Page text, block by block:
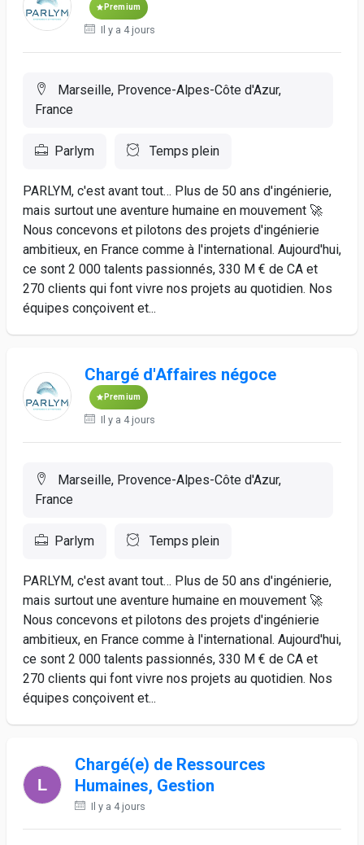
Premium
Il y a 4 jours
Marseille, Provence-Alpes-Côte d'Azur,
France
Parlym Temps plein
PARLYM, c'est avant tout… Plus de 50 ans d'ingénierie,
mais surtout une aventure humaine en mouvement 🚀
Nous concevons et pilotons des projets d'ingénierie
ambitieux, en France comme à l'international. Aujourd'hui,
ce sont 2 000 talents passionnés, 330 M € de CA et
270 clients qui font vivre nos projets au quotidien. Nos
équipes conçoivent et...
Chargé d'Affaires négoce
Premium
Il y a 4 jours
Marseille, Provence-Alpes-Côte d'Azur,
France
Parlym Temps plein
PARLYM, c'est avant tout… Plus de 50 ans d'ingénierie,
mais surtout une aventure humaine en mouvement 🚀
Nous concevons et pilotons des projets d'ingénierie
ambitieux, en France comme à l'international. Aujourd'hui,
ce sont 2 000 talents passionnés, 330 M € de CA et
270 clients qui font vivre nos projets au quotidien. Nos
équipes conçoivent et...
Chargé(e) de Ressources
Humaines, Gestion
Il y a 4 jours